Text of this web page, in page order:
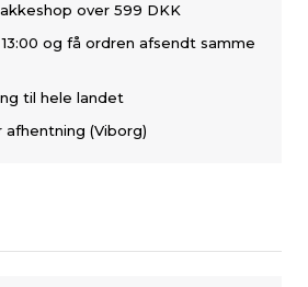
over 599 DKK
og få ordren afsendt samme
til hele landet
afhentning (Viborg)